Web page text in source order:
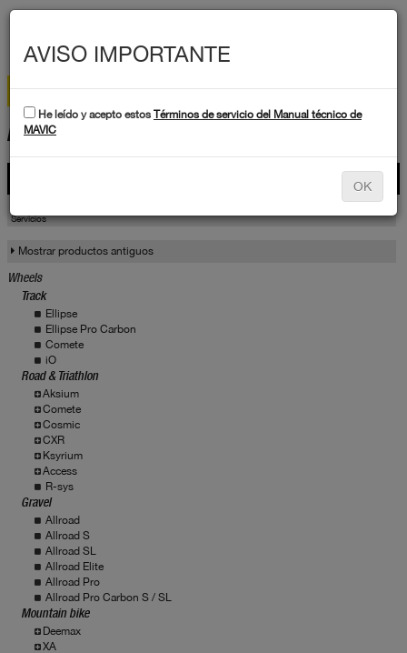
DATOS TÉCNICOS
Servicios
Mostrar productos antiguos
Wheels
Track
Ellipse
Ellipse Pro Carbon
Comete
iO
Road & Triathlon
Aksium
Comete
Cosmic
CXR
Ksyrium
Access
R-sys
Gravel
Allroad
Allroad S
Allroad SL
Allroad Elite
Allroad Pro
Allroad Pro Carbon S / SL
Mountain bike
Deemax
XA
AVISO IMPORTANTE
He leído y acepto estos Términos de servicio del Manual técnico de
MAVIC
OK